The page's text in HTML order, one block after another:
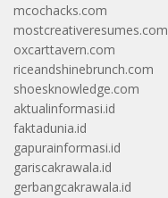
mcochacks.com
mostcreativeresumes.com
oxcarttavern.com
riceandshinebrunch.com
shoesknowledge.com
aktualinformasi.id
faktadunia.id
gapurainformasi.id
gariscakrawala.id
gerbangcakrawala.id